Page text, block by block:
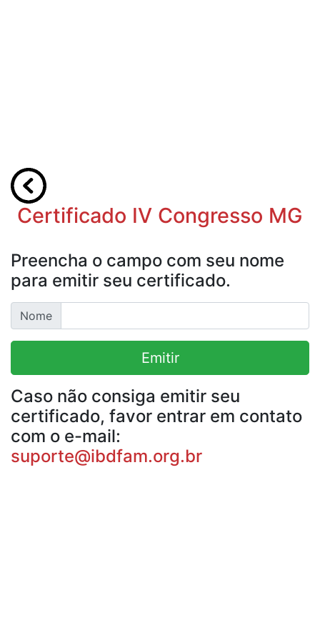
Certificado IV Congresso MG
Preencha o campo com seu nome
para emitir seu certificado.
Nome
Emitir
Caso não consiga emitir seu
certificado, favor entrar em contato
com o e-mail:
suporte@ibdfam.org.br